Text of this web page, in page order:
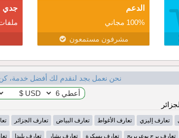
الدعم
100% مجاني
مشرفون مستمعون
جدي
نحن نعمل بجد لنقدم لك أفضل خدمة،
تعارف إليزي تعارف الأغواط تعارف البياض تعارف الجزائر
تعارف برج بوعريريج تعارف بسكرة تعارف بشار تعارف بليدا